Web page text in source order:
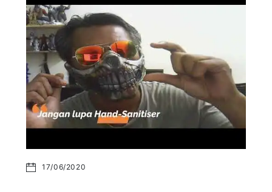
17/06/2020